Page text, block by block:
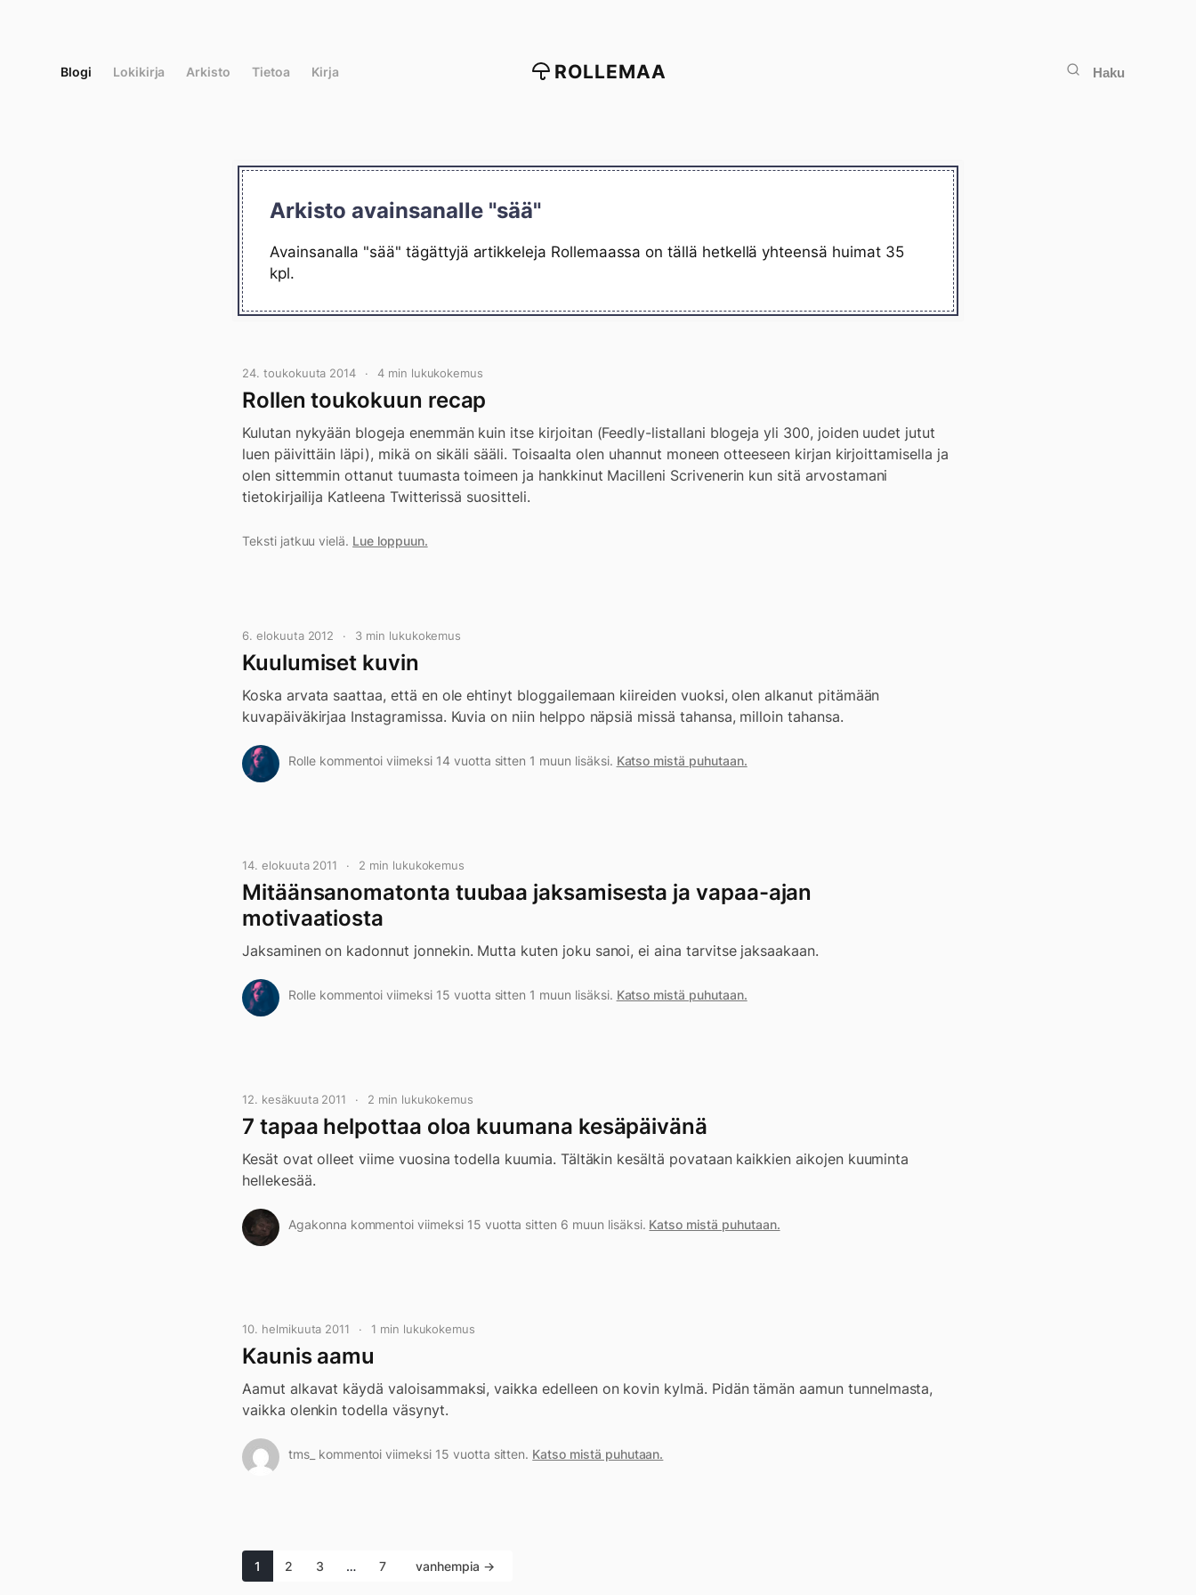
Blogi Lokikirja Arkisto Tietoa Kirja ROLLEMAA Haku
Arkisto avainsanalle "sää"
Avainsanalla "sää" tägättyjä artikkeleja Rollemaassa on tällä hetkellä yhteensä huimat 35
kpl.
24. toukokuuta 2014 4 min lukukokemus
Rollen toukokuun recap
Kulutan nykyään blogeja enemmän kuin itse kirjoitan (Feedly-listallani blogeja yli 300, joiden uudet jutut
luen päivittäin läpi), mikä on sikäli sääli. Toisaalta olen uhannut moneen otteeseen kirjan kirjoittamisella ja
olen sittemmin ottanut tuumasta toimeen ja hankkinut Macilleni Scrivenerin kun sitä arvostamani
tietokirjailija Katleena Twitterissä suositteli.
Teksti jatkuu vielä. Lue loppuun.
6. elokuuta 2012 3 min lukukokemus
Kuulumiset kuvin
Koska arvata saattaa, että en ole ehtinyt bloggailemaan kiireiden vuoksi, olen alkanut pitämään
kuvapäiväkirjaa Instagramissa. Kuvia on niin helppo näpsiä missä tahansa, milloin tahansa.
Rolle kommentoi viimeksi 14 vuotta sitten 1 muun lisäksi. Katso mistä puhutaan.
14. elokuuta 2011 2 min lukukokemus
Mitäänsanomatonta tuubaa jaksamisesta ja vapaa-ajan
motivaatiosta
Jaksaminen on kadonnut jonnekin. Mutta kuten joku sanoi, ei aina tarvitse jaksaakaan.
Rolle kommentoi viimeksi 15 vuotta sitten 1 muun lisäksi. Katso mistä puhutaan.
12. kesäkuuta 2011 2 min lukukokemus
7 tapaa helpottaa oloa kuumana kesäpäivänä
Kesät ovat olleet viime vuosina todella kuumia. Tältäkin kesältä povataan kaikkien aikojen kuuminta
hellekesää.
Agakonna kommentoi viimeksi 15 vuotta sitten 6 muun lisäksi. Katso mistä puhutaan.
10. helmikuuta 2011 1 min lukukokemus
Kaunis aamu
Aamut alkavat käydä valoisammaksi, vaikka edelleen on kovin kylmä. Pidän tämän aamun tunnelmasta,
vaikka olenkin todella väsynyt.
tms_ kommentoi viimeksi 15 vuotta sitten. Katso mistä puhutaan.
1 2 3 … 7 vanhempia →